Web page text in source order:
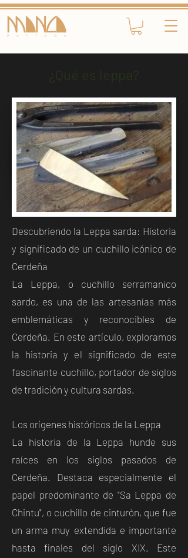
Descubriendo la Leppa sarda: Historia
y significado de un cuchillo icónico de
Cerdeña
La Leppa, o cuchillo serramanico
sardo, es una de las artesanías más
emblemáticas y reconocibles de
Cerdeña. En este artículo, exploramos
la historia y el significado de este
fascinante cuchillo, portador de siglos
de tradición y cultura sardas.
Los orígenes históricos de la Leppa
La historia de la Leppa hunde sus
raíces en los siglos pasados de
Cerdeña. Destaca especialmente el
papel predominante de "Sa Leppa de
Chintu", o cuchillo de cinturón, que fue
un arma muy extendida e importante
hasta finales del siglo XIX. Este